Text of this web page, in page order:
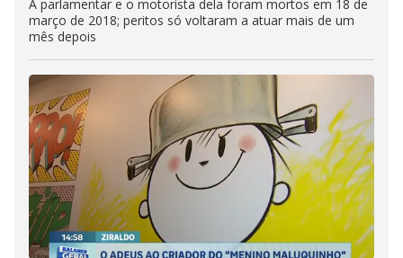
A parlamentar e o motorista dela foram mortos em 18 de
março de 2018; peritos só voltaram a atuar mais de um
mês depois